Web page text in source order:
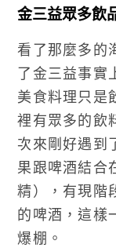
金三益眾多飲
看了那麼多的
了金三益事實
美食料理只是
裡有眾多的飲
次來剛好遇到
果跟啤酒結合
精），有現階
的啤酒，這樣
爆棚。